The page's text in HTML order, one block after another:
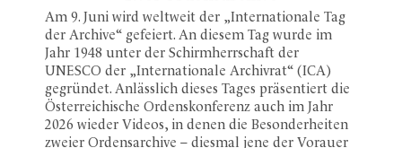
Am 9. Juni wird weltweit der „Internationale Tag
der Archive“ gefeiert. An diesem Tag wurde im
Jahr 1948 unter der Schirmherrschaft der
UNESCO der „Internationale Archivrat“ (ICA)
gegründet. Anlässlich dieses Tages präsentiert die
Österreichische Ordenskonferenz auch im Jahr
2026 wieder Videos, in denen die Besonderheiten
zweier Ordensarchive – diesmal jene der Vorauer